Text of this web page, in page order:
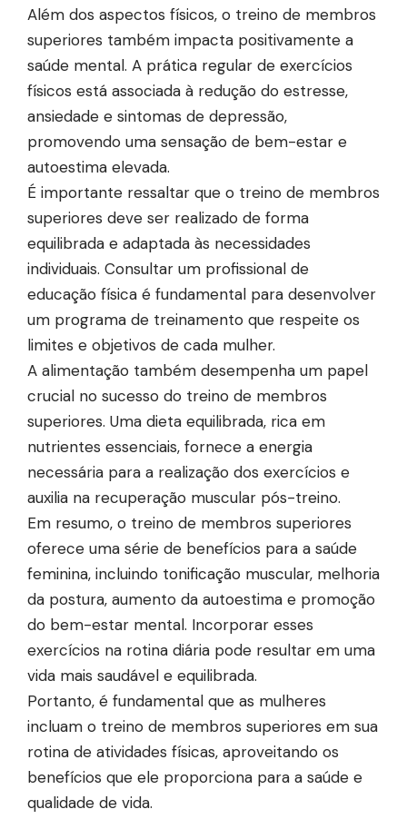
Além dos aspectos físicos, o treino de membros
superiores também impacta positivamente a
saúde mental. A prática regular de exercícios
físicos está associada à redução do estresse,
ansiedade e sintomas de depressão,
promovendo uma sensação de bem-estar e
autoestima elevada.
É importante ressaltar que o treino de membros
superiores deve ser realizado de forma
equilibrada e adaptada às necessidades
individuais. Consultar um profissional de
educação física é fundamental para desenvolver
um programa de treinamento que respeite os
limites e objetivos de cada mulher.
A alimentação também desempenha um papel
crucial no sucesso do treino de membros
superiores. Uma dieta equilibrada, rica em
nutrientes essenciais, fornece a energia
necessária para a realização dos exercícios e
auxilia na recuperação muscular pós-treino.
Em resumo, o treino de membros superiores
oferece uma série de benefícios para a saúde
feminina, incluindo tonificação muscular, melhoria
da postura, aumento da autoestima e promoção
do bem-estar mental. Incorporar esses
exercícios na rotina diária pode resultar em uma
vida mais saudável e equilibrada.
Portanto, é fundamental que as mulheres
incluam o treino de membros superiores em sua
rotina de atividades físicas, aproveitando os
benefícios que ele proporciona para a saúde e
qualidade de vida.